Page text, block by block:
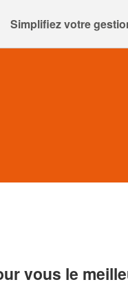
Simplifiez votre
vous le